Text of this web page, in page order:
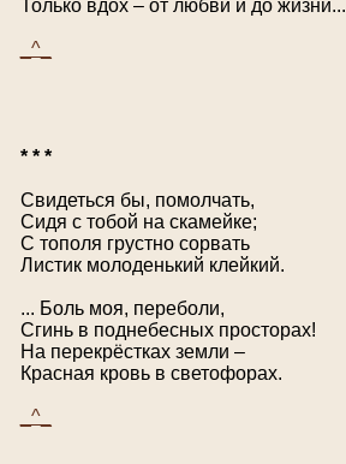
Только вдох – от любви и до жизни...
_^_
* * *
Свидеться бы, помолчать,
Сидя с тобой на скамейке;
С тополя грустно сорвать
Листик молоденький клейкий.
... Боль моя, переболи,
Сгинь в поднебесных просторах!
На перекрёстках земли –
Красная кровь в светофорах.
_^_